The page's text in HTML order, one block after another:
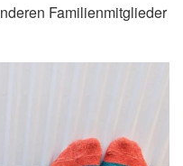
Familienmitglieder